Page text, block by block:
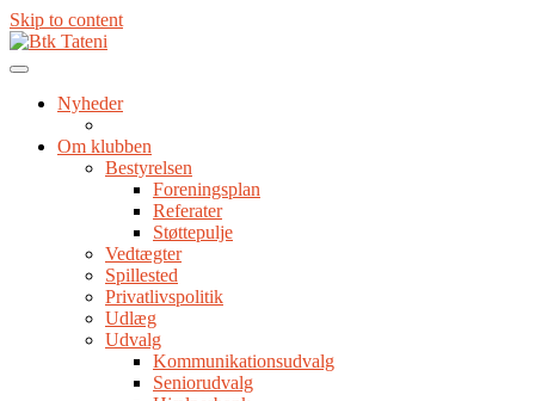
Skip to content
Nyheder
Om klubben
Bestyrelsen
Foreningsplan
Referater
Støttepulje
Vedtægter
Spillested
Privatlivspolitik
Udlæg
Udvalg
Kommunikationsudvalg
Seniorudvalg